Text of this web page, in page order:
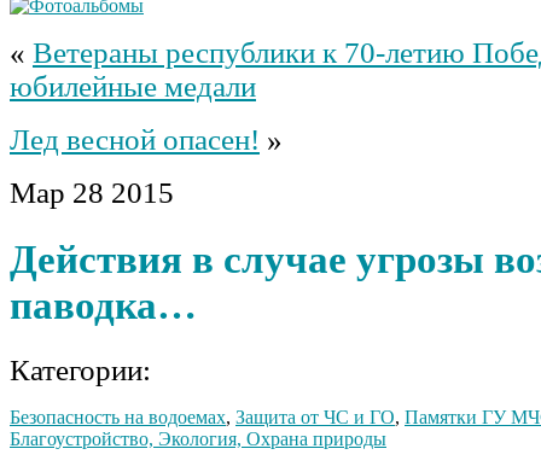
« Ветераны республики к 70-летию
юбилейные медали
Лед весной опасен! »
Мар 28 2015
Действия в случае угрозы
паводка…
Категории:
Безопасность на водоемах, Защита от ЧС и ГО, Памятки ГУ
Благоустройство, Экология, Охрана природы